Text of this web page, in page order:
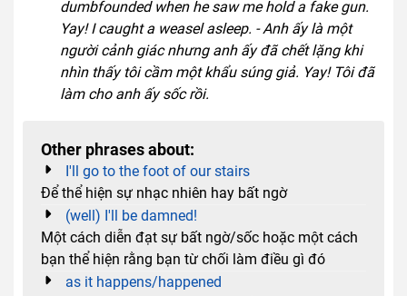
dumbfounded when he saw me hold a fake gun.
Yay! I caught a weasel asleep. - Anh ấy là một
người cảnh giác nhưng anh ấy đã chết lặng khi
nhìn thấy tôi cầm một khẩu súng giả. Yay! Tôi đã
làm cho anh ấy sốc rồi.
Other phrases about:
I'll go to the foot of our stairs
Để thể hiện sự nhạc nhiên hay bất ngờ
(well) I'll be damned!
Một cách diễn đạt sự bất ngờ/sốc hoặc một cách
bạn thể hiện rằng bạn từ chối làm điều gì đó
as it happens/happened